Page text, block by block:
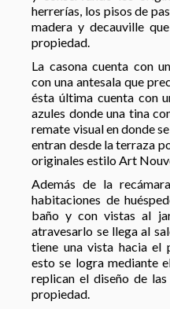
herrerías, los pisos de
madera y decauville
propiedad.
La casona cuenta con
con una antesala que
ésta última cuenta con
azules donde una tina
remate visual en donde
entran desde la terraza
originales estilo Art
Además de la
habitaciones de
baño y con vistas al
atravesarlo se llega al
tiene una vista hacia el
esto se logra mediante
replican el diseño de
propiedad.